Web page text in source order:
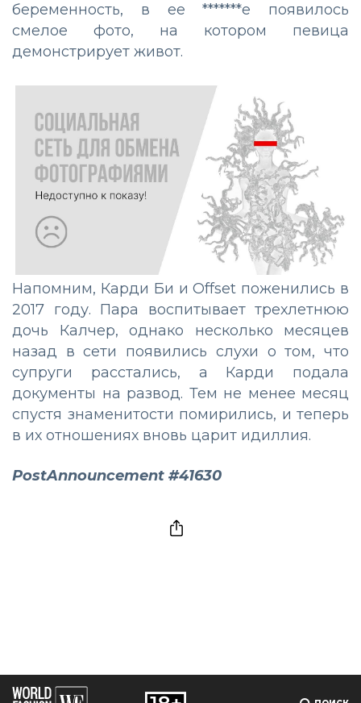
беременность, в ее *******е появилось
смелое фото, на котором певица
демонстрирует живот.
Напомним, Карди Би и Offset поженились в
2017 году. Пара воспитывает трехлетнюю
дочь Калчер, однако несколько месяцев
назад в сети появились слухи о том, что
супруги расстались, а Карди подала
документы на развод. Тем не менее месяц
спустя знаменитости помирились, и теперь
в их отношениях вновь царит идиллия.
PostAnnouncement #41630